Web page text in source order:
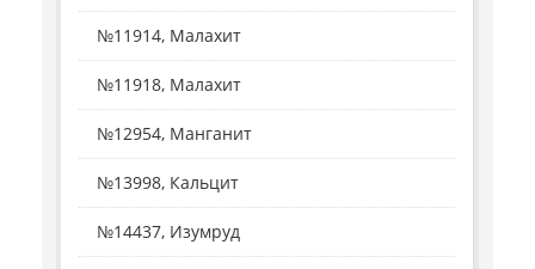
№11914, Малахит
№11918, Малахит
№12954, Манганит
№13998, Кальцит
№14437, Изумруд